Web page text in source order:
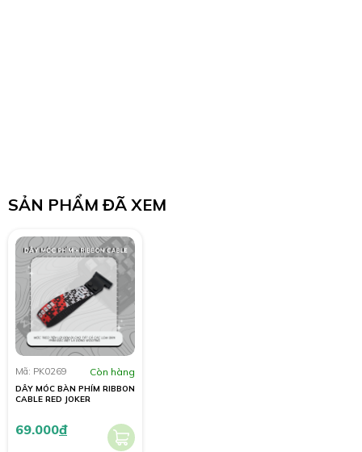
SẢN PHẨM ĐÃ XEM
Mã: PK0269 Còn hàng
DÂY MÓC BÀN PHÍM RIBBON
CABLE RED JOKER
69.000đ